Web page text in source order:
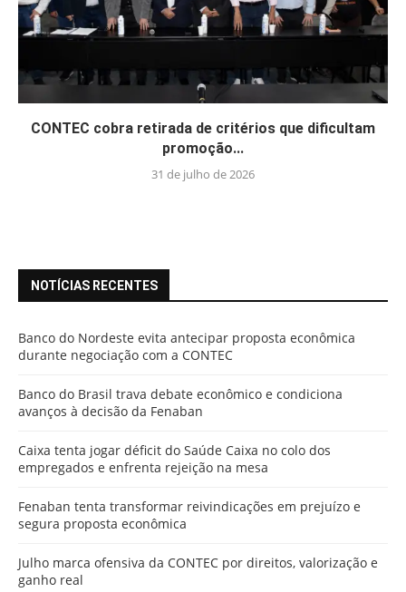
CONTEC cobra retirada de critérios que dificultam
promoção...
31 de julho de 2026
NOTÍCIAS RECENTES
Banco do Nordeste evita antecipar proposta econômica
durante negociação com a CONTEC
Banco do Brasil trava debate econômico e condiciona
avanços à decisão da Fenaban
Caixa tenta jogar déficit do Saúde Caixa no colo dos
empregados e enfrenta rejeição na mesa
Fenaban tenta transformar reivindicações em prejuízo e
segura proposta econômica
Julho marca ofensiva da CONTEC por direitos, valorização e
ganho real